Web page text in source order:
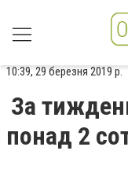
10:39, 29 березня 2019 р.
За
понад 2